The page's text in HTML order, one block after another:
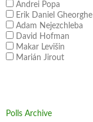
Andrei Popa
Erik Daniel Gheorghe
Adam Nejezchleba
David Hofman
Makar Levišin
Marián Jirout
Polls Archive